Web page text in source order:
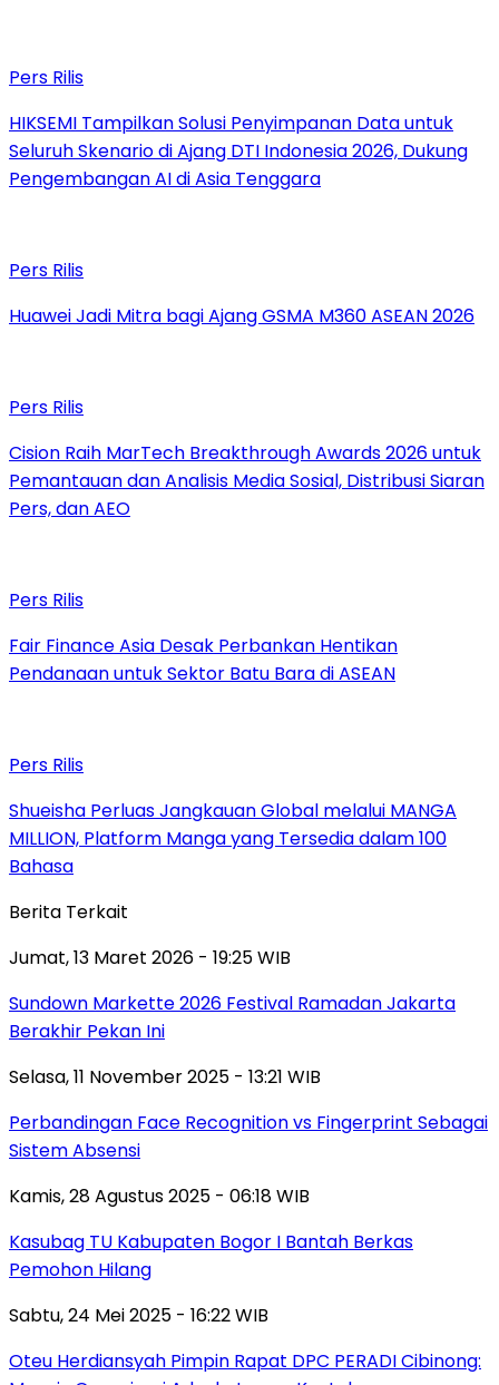
Pers Rilis
HIKSEMI Tampilkan Solusi Penyimpanan Data untuk
Seluruh Skenario di Ajang DTI Indonesia 2026, Dukung
Pengembangan AI di Asia Tenggara
Pers Rilis
Huawei Jadi Mitra bagi Ajang GSMA M360 ASEAN 2026
Pers Rilis
Cision Raih MarTech Breakthrough Awards 2026 untuk
Pemantauan dan Analisis Media Sosial, Distribusi Siaran
Pers, dan AEO
Pers Rilis
Fair Finance Asia Desak Perbankan Hentikan
Pendanaan untuk Sektor Batu Bara di ASEAN
Pers Rilis
Shueisha Perluas Jangkauan Global melalui MANGA
MILLION, Platform Manga yang Tersedia dalam 100
Bahasa
Berita Terkait
Jumat, 13 Maret 2026 - 19:25 WIB
Sundown Markette 2026 Festival Ramadan Jakarta
Berakhir Pekan Ini
Selasa, 11 November 2025 - 13:21 WIB
Perbandingan Face Recognition vs Fingerprint Sebagai
Sistem Absensi
Kamis, 28 Agustus 2025 - 06:18 WIB
Kasubag TU Kabupaten Bogor I Bantah Berkas
Pemohon Hilang
Sabtu, 24 Mei 2025 - 16:22 WIB
Oteu Herdiansyah Pimpin Rapat DPC PERADI Cibinong: